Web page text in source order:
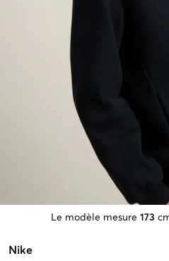
Le modèle mesure 173
Nike